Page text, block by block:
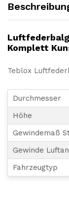
Luftfederbalg
Komplett
Teblox
Durchmesser
Höhe
Gewindemaß
Gewinde
Fahrzeugtyp